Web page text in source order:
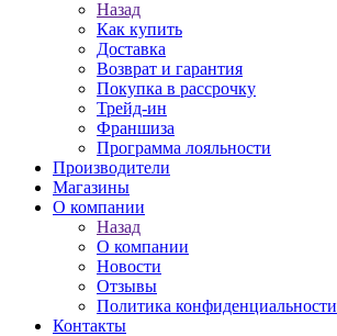
Назад
Как купить
Доставка
Возврат и гарантия
Покупка в рассрочку
Трейд-ин
Франшиза
Программа лояльности
Производители
Магазины
О компании
Назад
О компании
Новости
Отзывы
Политика конфиденциальности
Контакты